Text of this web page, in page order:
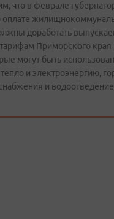
в феврале
оплате
доработать
Приморского
могут быть
и электроэнергию,
и